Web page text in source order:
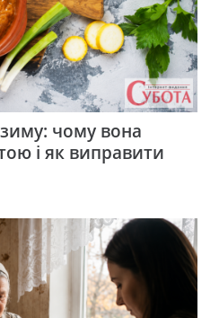
чому вона
і як виправити